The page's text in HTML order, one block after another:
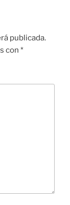
publicada.
con *